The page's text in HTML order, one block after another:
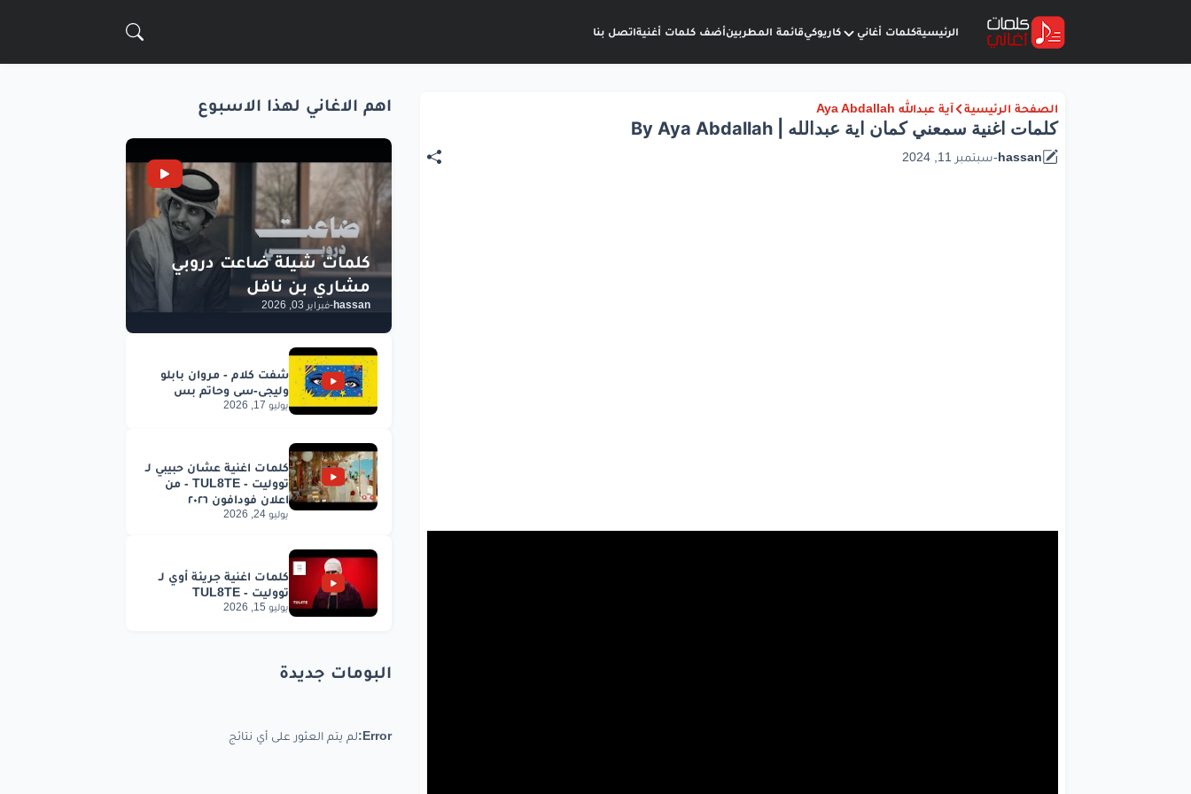
الرئيسيةكلمات أغاني كاريوكيقائمة المطربينأضف كلمات أغنيةاتصل بنا
الصفحة الرئيسية آية عبدالله Aya Abdallah
كلمات اغنية سمعني كمان اية عبدالله | By Aya Abdallah
hassan
-سبتمبر 11, 2024
اهم الاغاني لهذا الاسبوع
hassan
-فبراير 03, 2026
يوليو 17, 2026
يوليو 24, 2026
يوليو 15, 2026
البومات جديدة
Error: لم يتم العثور على أي نتائج